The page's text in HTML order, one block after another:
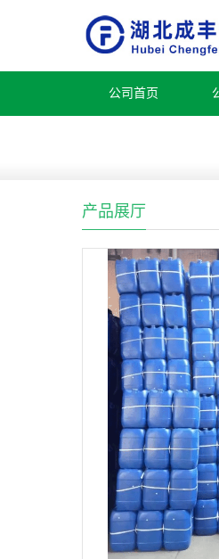
公司首页
产品展厅